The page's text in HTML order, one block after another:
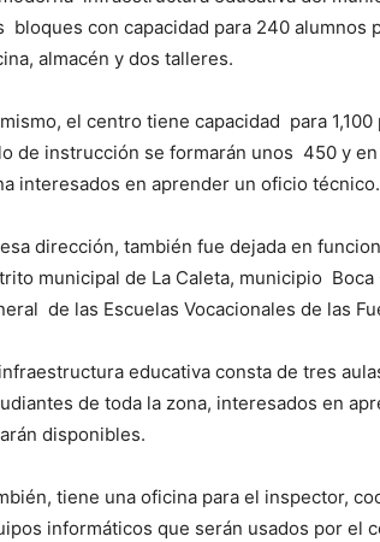
bloques con capacidad para 240 alumnos
almacén y dos talleres.
el centro tiene capacidad para
de instrucción se formarán unos 450 y
interesados en aprender un oficio
dirección, también fue dejada en
municipal de La Caleta, municipio
de las Escuelas Vocacionales de las
educativa consta de tres
de toda la zona, interesados en
disponibles.
tiene una oficina para el inspector,
informáticos que serán usados por el